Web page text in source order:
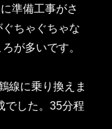
準備工事がさ
ちゃぐちゃな
が多いです。
線に乗り換えま
でした。35分程